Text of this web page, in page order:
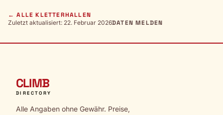
← ALLE KLETTERHALLEN
Zuletzt aktualisiert: 22. Februar 2026DATEN MELDEN
CLIMB
DIRECTORY
Alle Angaben ohne Gewähr. Preise,